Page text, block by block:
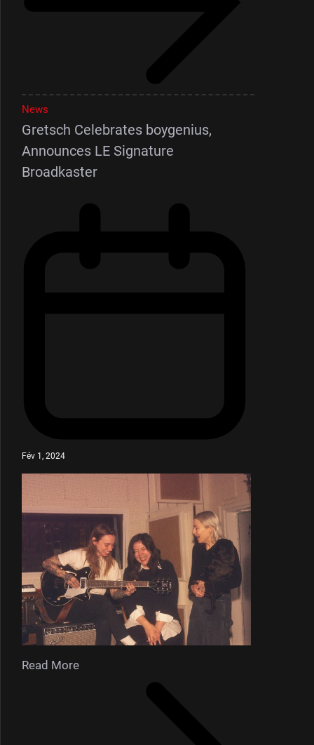
News
Gretsch Celebrates boygenius,
Announces LE Signature
Broadkaster
Fév 1, 2024
Read More